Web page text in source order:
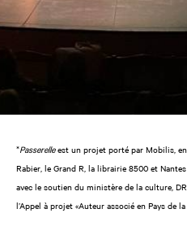
*Passerelleest un projet porté par Mobilis,
Rabier, le Grand R, la librairie 8500 et
avec le soutien du ministère de la culture,
l’Appel à projet «Auteur associé en Pays de